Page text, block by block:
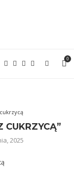
0
CUKRZYCĄ”
2025